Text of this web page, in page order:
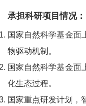
承担科研项目情况：
国家自然科学基金面
物驱动机制。
国家自然科学基金面
化生态过程。
国家重点研发计划，